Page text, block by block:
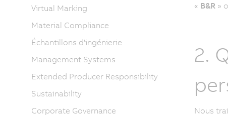
« B&R»
2.
Nous
Virtual Marking
Material Compliance
Échantillons d'ingénierie
Management Systems
Extended Producer Responsibility
Sustainability
Corporate Governance